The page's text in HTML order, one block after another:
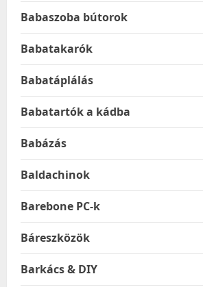
Babaszoba bútorok
Babatakarók
Babatáplálás
Babatartók a kádba
Babázás
Baldachinok
Barebone PC-k
Báreszközök
Barkács & DIY